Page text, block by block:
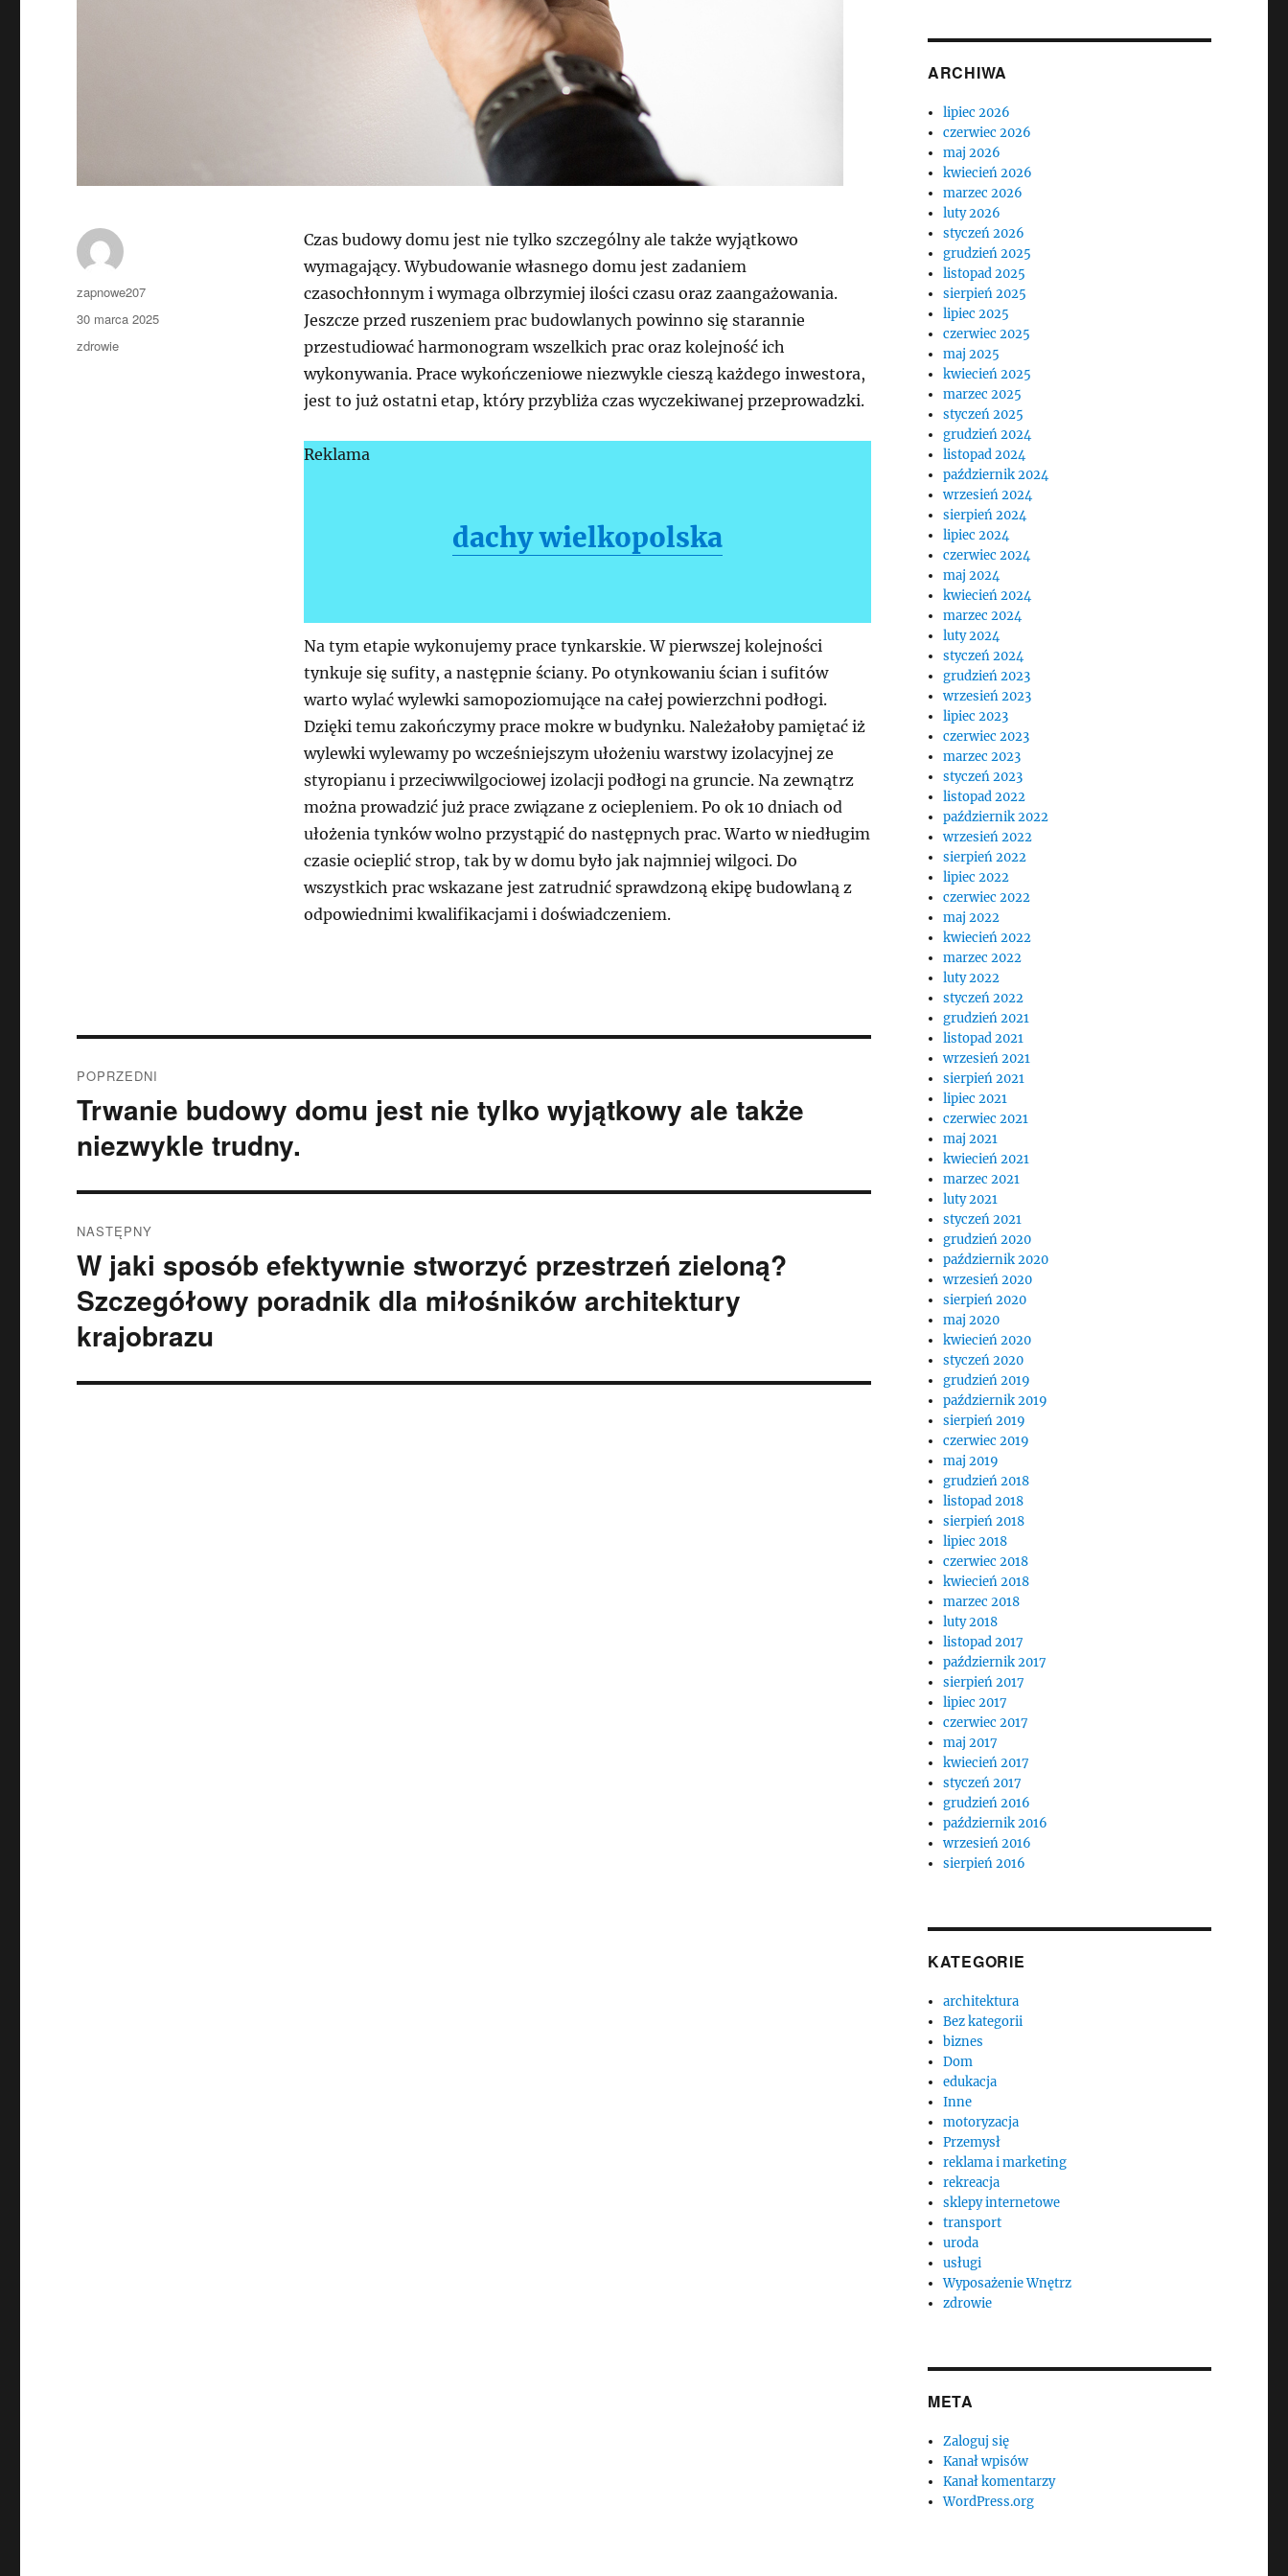
Czas budowy domu jest nie tylko szczególny ale także wyjątkowo
wymagający. Wybudowanie własnego domu jest zadaniem
czasochłonnym i wymaga olbrzymiej ilości czasu oraz zaangażowania.
Jeszcze przed ruszeniem prac budowlanych powinno się starannie
przestudiować harmonogram wszelkich prac oraz kolejność ich
wykonywania. Prace wykończeniowe niezwykle cieszą każdego inwestora,
jest to już ostatni etap, który przybliża czas wyczekiwanej przeprowadzki.
Reklama
dachy wielkopolska
Na tym etapie wykonujemy prace tynkarskie. W pierwszej kolejności
tynkuje się sufity, a następnie ściany. Po otynkowaniu ścian i sufitów
warto wylać wylewki samopoziomujące na całej powierzchni podłogi.
Dzięki temu zakończymy prace mokre w budynku. Należałoby pamiętać iż
wylewki wylewamy po wcześniejszym ułożeniu warstwy izolacyjnej ze
styropianu i przeciwwilgociowej izolacji podłogi na gruncie. Na zewnątrz
można prowadzić już prace związane z ociepleniem. Po ok 10 dniach od
ułożenia tynków wolno przystąpić do następnych prac. Warto w niedługim
czasie ocieplić strop, tak by w domu było jak najmniej wilgoci. Do
wszystkich prac wskazane jest zatrudnić sprawdzoną ekipę budowlaną z
odpowiednimi kwalifikacjami i doświadczeniem.
Autor
zapnowe207
Data
publikacji
30 marca 2025
Kategorie
zdrowie
wpisu
POPRZEDNI
Poprzedni
wpis:
Trwanie budowy domu jest nie tylko wyjątkowy ale także
niezwykle trudny.
NASTĘPNY
Następny
wpis:
W jaki sposób efektywnie stworzyć przestrzeń zieloną?
Szczegółowy poradnik dla miłośników architektury
krajobrazu
ARCHIWA
lipiec 2026
czerwiec 2026
maj 2026
kwiecień 2026
marzec 2026
luty 2026
styczeń 2026
grudzień 2025
listopad 2025
sierpień 2025
lipiec 2025
czerwiec 2025
maj 2025
kwiecień 2025
marzec 2025
styczeń 2025
grudzień 2024
listopad 2024
październik 2024
wrzesień 2024
sierpień 2024
lipiec 2024
czerwiec 2024
maj 2024
kwiecień 2024
marzec 2024
luty 2024
styczeń 2024
grudzień 2023
wrzesień 2023
lipiec 2023
czerwiec 2023
marzec 2023
styczeń 2023
listopad 2022
październik 2022
wrzesień 2022
sierpień 2022
lipiec 2022
czerwiec 2022
maj 2022
kwiecień 2022
marzec 2022
luty 2022
styczeń 2022
grudzień 2021
listopad 2021
wrzesień 2021
sierpień 2021
lipiec 2021
czerwiec 2021
maj 2021
kwiecień 2021
marzec 2021
luty 2021
styczeń 2021
grudzień 2020
październik 2020
wrzesień 2020
sierpień 2020
maj 2020
kwiecień 2020
styczeń 2020
grudzień 2019
październik 2019
sierpień 2019
czerwiec 2019
maj 2019
grudzień 2018
listopad 2018
sierpień 2018
lipiec 2018
czerwiec 2018
kwiecień 2018
marzec 2018
luty 2018
listopad 2017
październik 2017
sierpień 2017
lipiec 2017
czerwiec 2017
maj 2017
kwiecień 2017
styczeń 2017
grudzień 2016
październik 2016
wrzesień 2016
sierpień 2016
KATEGORIE
architektura
Bez kategorii
biznes
Dom
edukacja
Inne
motoryzacja
Przemysł
reklama i marketing
rekreacja
sklepy internetowe
transport
uroda
usługi
Wyposażenie Wnętrz
zdrowie
META
Zaloguj się
Kanał wpisów
Kanał komentarzy
WordPress.org